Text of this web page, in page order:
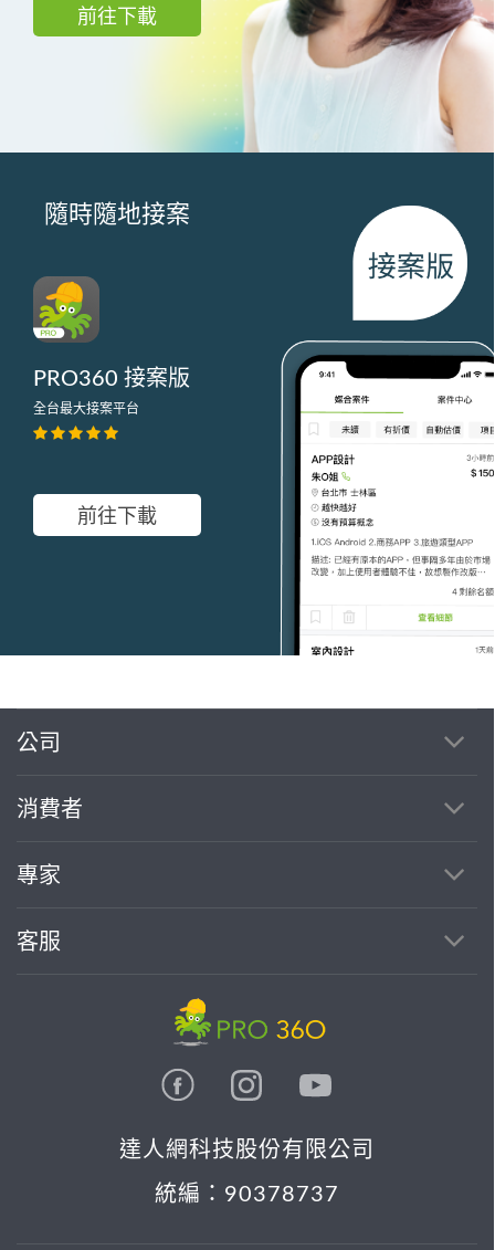
前往下載
隨時隨地接案
PRO360 接案版
全台最大接案平台
前往下載
公司
消費者
專家
客服
達人網科技股份有限公司
統編：90378737
繼續完成